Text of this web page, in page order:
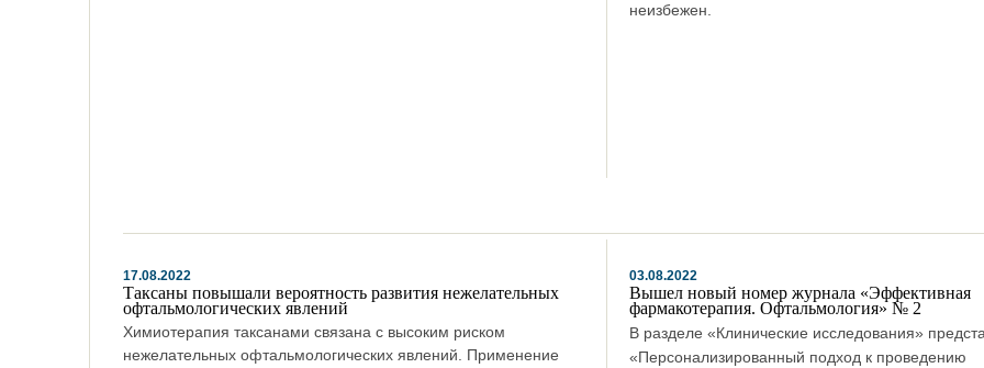
неизбежен.
17.08.2022
Таксаны повышали вероятность развития нежелательных
офтальмологических явлений
Химиотерапия таксанами связана с высоким риском
нежелательных офтальмологических явлений. Применение
03.08.2022
Вышел новый номер журнала «Эффективная
фармакотерапия. Офтальмология» № 2
В разделе «Клинические исследования»
«Персонализированный подход к проведению